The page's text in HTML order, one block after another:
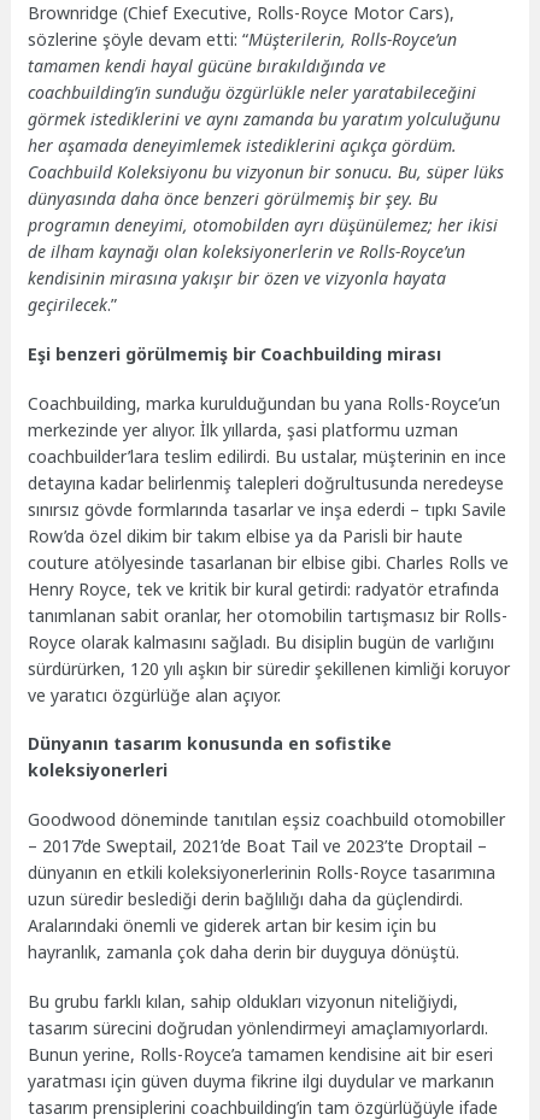
Brownridge (Chief Executive, Rolls-Royce Motor Cars),
sözlerine şöyle devam etti: “Müşterilerin, Rolls-Royce’un
tamamen kendi hayal gücüne bırakıldığında ve
coachbuilding’in sunduğu özgürlükle neler yaratabileceğini
görmek istediklerini ve aynı zamanda bu yaratım yolculuğunu
her aşamada deneyimlemek istediklerini açıkça gördüm.
Coachbuild Koleksiyonu bu vizyonun bir sonucu. Bu, süper lüks
dünyasında daha önce benzeri görülmemiş bir şey. Bu
programın deneyimi, otomobilden ayrı düşünülemez; her ikisi
de ilham kaynağı olan koleksiyonerlerin ve Rolls-Royce’un
kendisinin mirasına yakışır bir özen ve vizyonla hayata
geçirilecek.”
Eşi benzeri görülmemiş bir Coachbuilding mirası
Coachbuilding, marka kurulduğundan bu yana Rolls-Royce’un
merkezinde yer alıyor. İlk yıllarda, şasi platformu uzman
coachbuilder’lara teslim edilirdi. Bu ustalar, müşterinin en ince
detayına kadar belirlenmiş talepleri doğrultusunda neredeyse
sınırsız gövde formlarında tasarlar ve inşa ederdi – tıpkı Savile
Row’da özel dikim bir takım elbise ya da Parisli bir haute
couture atölyesinde tasarlanan bir elbise gibi. Charles Rolls ve
Henry Royce, tek ve kritik bir kural getirdi: radyatör etrafında
tanımlanan sabit oranlar, her otomobilin tartışmasız bir Rolls-
Royce olarak kalmasını sağladı. Bu disiplin bugün de varlığını
sürdürürken, 120 yılı aşkın bir süredir şekillenen kimliği koruyor
ve yaratıcı özgürlüğe alan açıyor.
Dünyanın tasarım konusunda en sofistike
koleksiyonerleri
Goodwood döneminde tanıtılan eşsiz coachbuild otomobiller
– 2017’de Sweptail, 2021’de Boat Tail ve 2023’te Droptail –
dünyanın en etkili koleksiyonerlerinin Rolls-Royce tasarımına
uzun süredir beslediği derin bağlılığı daha da güçlendirdi.
Aralarındaki önemli ve giderek artan bir kesim için bu
hayranlık, zamanla çok daha derin bir duyguya dönüştü.
Bu grubu farklı kılan, sahip oldukları vizyonun niteliğiydi,
tasarım sürecini doğrudan yönlendirmeyi amaçlamıyorlardı.
Bunun yerine, Rolls-Royce’a tamamen kendisine ait bir eseri
yaratması için güven duyma fikrine ilgi duydular ve markanın
tasarım prensiplerini coachbuilding’in tam özgürlüğüyle ifade